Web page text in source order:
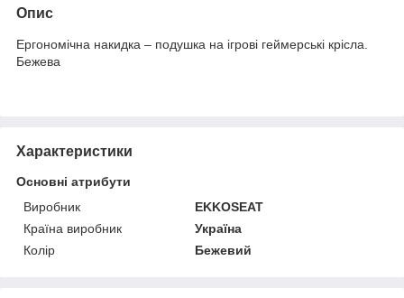
Опис
Ергономічна накидка – подушка на ігрові геймерські крісла.
Бежева
Характеристики
Основні атрибути
Виробник
EKKOSEAT
Країна виробник
Україна
Колір
Бежевий